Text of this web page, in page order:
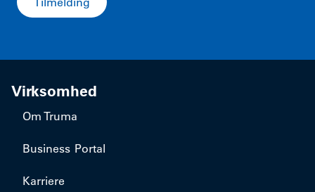
Virksomhed
Om Truma
Business Portal
Karriere